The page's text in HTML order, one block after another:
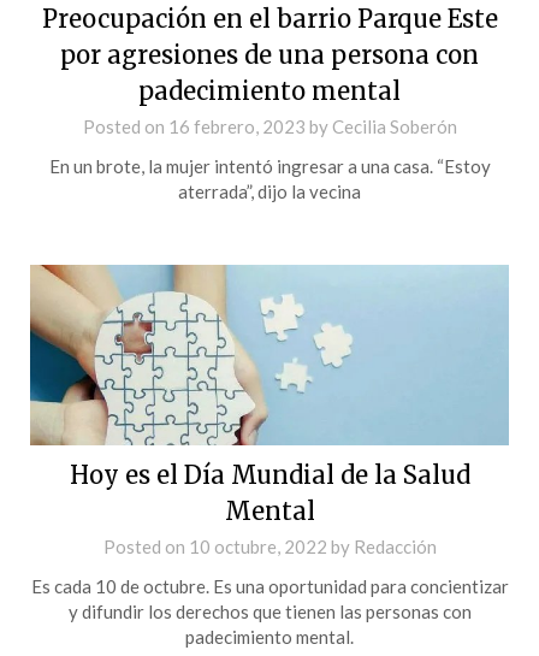
Preocupación en el barrio Parque Este
por agresiones de una persona con
padecimiento mental
Posted on 16 febrero, 2023 by Cecilia Soberón
En un brote, la mujer intentó ingresar a una casa. “Estoy
aterrada”, dijo la vecina
Hoy es el Día Mundial de la Salud
Mental
Posted on 10 octubre, 2022 by Redacción
Es cada 10 de octubre. Es una oportunidad para concientizar
y difundir los derechos que tienen las personas con
padecimiento mental.